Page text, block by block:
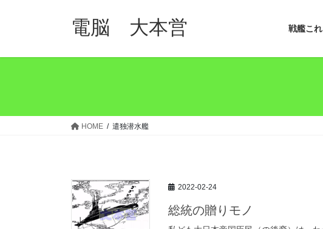
電脳 大本営 戦艦こ
HOME 遣独潜水艦
2022-02-24
総統の贈りモノ